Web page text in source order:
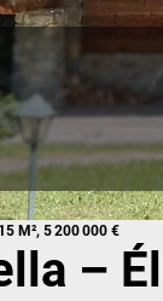
M², 5 200 000 €
–